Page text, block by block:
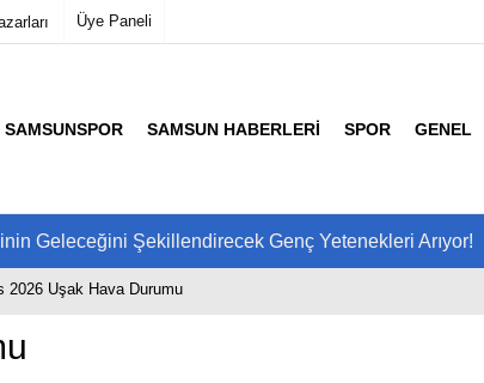
Üye Paneli
SAMSUNSPOR SAMSUN HABERLERI SPOR GENEL
Geleceğini Şekillendirecek Genç Yetenekleri Arıyor!
2026 Uşak Hava Durumu